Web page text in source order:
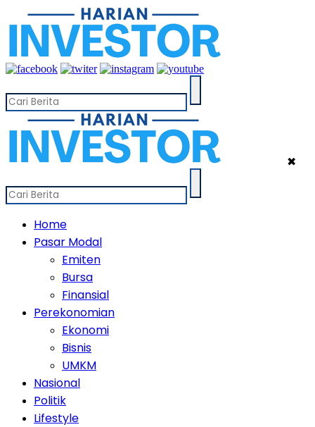
✖
Home
Pasar Modal
Emiten
Bursa
Finansial
Perekonomian
Ekonomi
Bisnis
UMKM
Nasional
Politik
Lifestyle